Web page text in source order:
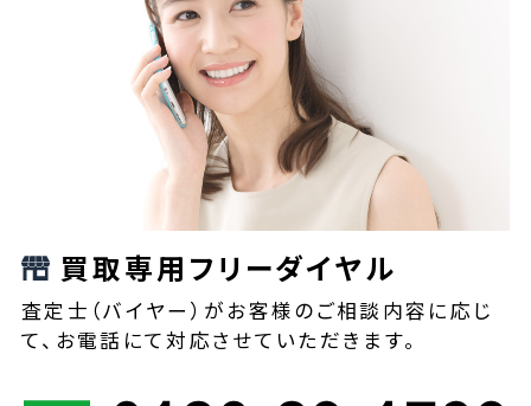
買取専用フリーダイヤル
査定士（バイヤー）がお客様のご相談内容に応じ
て、お電話にて対応させていただきます。